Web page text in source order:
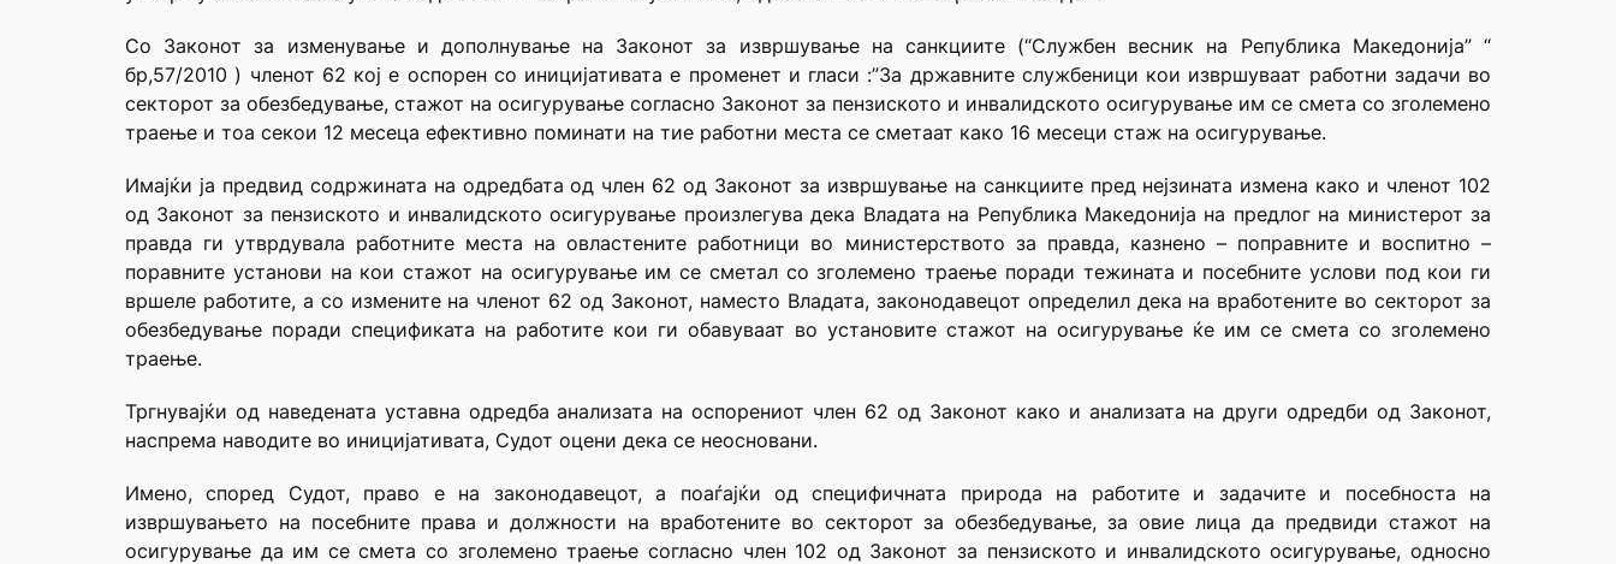
Со Законот за изменување и дополнување на Законот за извршување на санкциитe (“Службен весник на Република Македонија” “
бр,57/2010 ) членот 62 кој е оспорен со иницијативата е променет и гласи :”За државните службеници кои извршуваат работни задачи во
секторот за обезбедување, стажот на осигурување согласно Законот за пензиското и инвалидското осигурување им се смета со зголемено
траење и тоа секои 12 месеца ефективно поминати на тие работни места се сметаат како 16 месеци стаж на осигурување.
Имајќи ја предвид содржината на одредбата од член 62 од Законот за извршување на санкциите пред нејзината измена како и членот 102
од Законот за пензиското и инвалидското осигурување произлегува дека Владата на Република Македонија на предлог на министерот за
правда ги утврдувала работните места на овластените работници во министерството за правда, казнено – поправните и воспитно –
поравните установи на кои стажот на осигурување им се сметал со зголемено траење поради тежината и посебните услови под кои ги
вршеле работите, а со измените на членот 62 од Законот, наместо Владата, законодавецот определил дека на вработените во секторот за
обезбедување поради спецификата на работите кои ги обавуваат во установите стажот на осигурување ќе им се смета со зголемено
траење.
Тргнувајќи од наведената уставна одредба анализата на оспорениот член 62 од Законот како и анализата на други одредби од Законот,
наспрема наводите во иницијативата, Судот оцени дека се неосновани.
Имено, според Судот, право е на законодавецот, а поаѓајќи од специфичната природа на работите и задачите и посебноста на
извршувањето на посебните права и должности на вработените во секторот за обезбедување, за овие лица да предвиди стажот на
осигурување да им се смета со зголемено траење согласно член 102 од Законот за пензиското и инвалидското осигурување, односно